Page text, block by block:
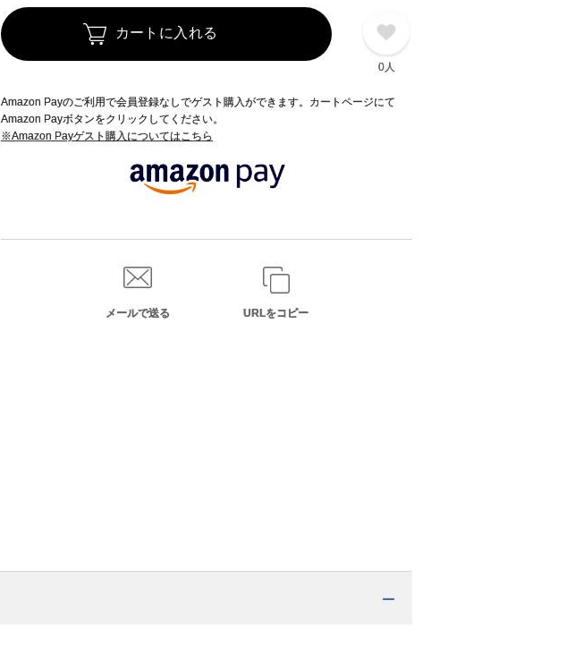
カートに入れる
0人
Amazon Payのご利用で会員登録なしでゲスト購入ができます。カートページにて
Amazon Payボタンをクリックしてください。
※Amazon Payゲスト購入についてはこちら
メールで送る URLをコピー